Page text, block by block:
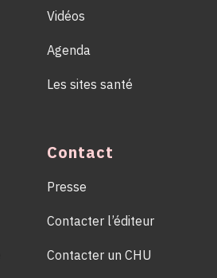
Vidéos
Agenda
Les sites santé
Contact
Presse
Contacter l’éditeur
Contacter un CHU